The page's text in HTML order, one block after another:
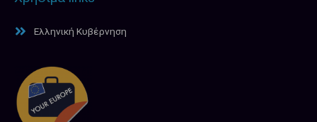
Ελληνική Κυβέρνηση